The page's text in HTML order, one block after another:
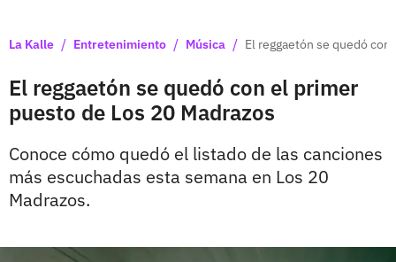
La Kalle / Entretenimiento / Música / El reggaetón se quedó
El reggaetón se quedó con el primer
puesto de Los 20 Madrazos
Conoce cómo quedó el listado de las canciones
más escuchadas esta semana en Los 20
Madrazos.